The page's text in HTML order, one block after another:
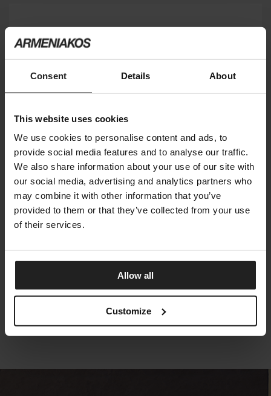
Consent Details About
This website uses cookies
We use cookies to personalise content and ads, to
provide social media features and to analyse our traffic.
We also share information about your use of our site with
our social media, advertising and analytics partners who
may combine it with other information that you’ve
provided to them or that they’ve collected from your use
of their services.
Allow all
Customize